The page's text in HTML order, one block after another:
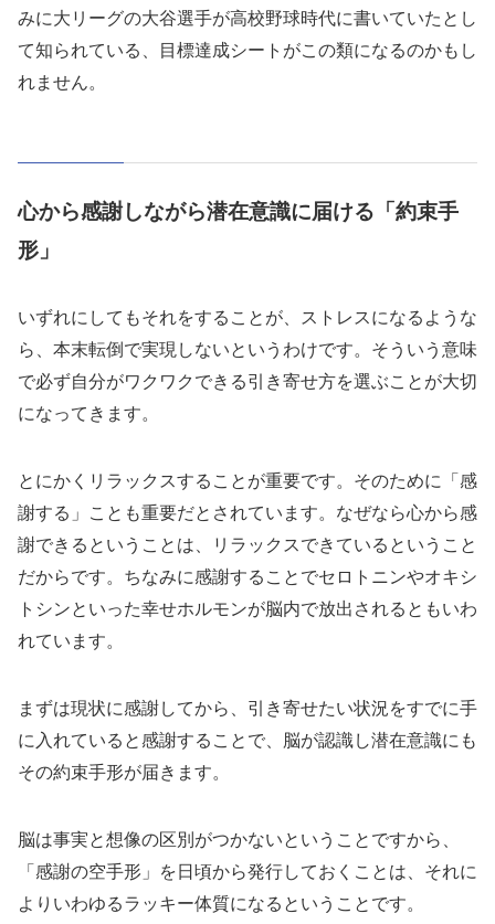
みに大リーグの大谷選手が高校野球時代に書いていたとし
て知られている、目標達成シートがこの類になるのかもし
れません。
心から感謝しながら潜在意識に届ける「約束手
形」
いずれにしてもそれをすることが、ストレスになるような
ら、本末転倒で実現しないというわけです。そういう意味
で必ず自分がワクワクできる引き寄せ方を選ぶことが大切
になってきます。
とにかくリラックスすることが重要です。そのために「感
謝する」ことも重要だとされています。なぜなら心から感
謝できるということは、リラックスできているということ
だからです。ちなみに感謝することでセロトニンやオキシ
トシンといった幸せホルモンが脳内で放出されるともいわ
れています。
まずは現状に感謝してから、引き寄せたい状況をすでに手
に入れていると感謝することで、脳が認識し潜在意識にも
その約束手形が届きます。
脳は事実と想像の区別がつかないということですから、
「感謝の空手形」を日頃から発行しておくことは、それに
よりいわゆるラッキー体質になるということです。